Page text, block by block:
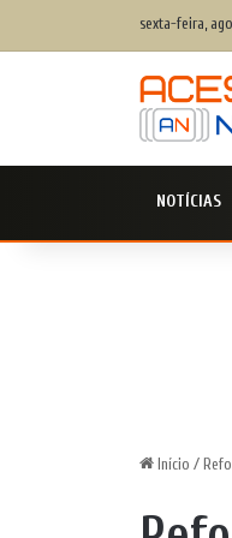
sexta-feira,
NOTÍCIAS
Início /